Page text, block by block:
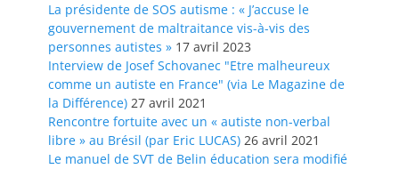
La présidente de SOS autisme : « J’accuse le
gouvernement de maltraitance vis-à-vis des
personnes autistes » 17 avril 2023
Interview de Josef Schovanec "Etre malheureux
comme un autiste en France" (via Le Magazine de
la Différence) 27 avril 2021
Rencontre fortuite avec un « autiste non-verbal
libre » au Brésil (par Eric LUCAS) 26 avril 2021
Le manuel de SVT de Belin éducation sera modifié